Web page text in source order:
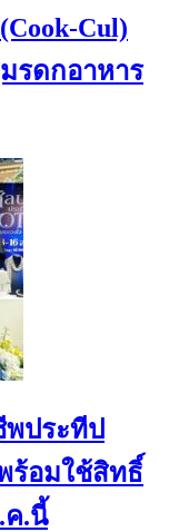
Cul)
รดกอาหาร
พประทีป
ร้อมใช้สิทธิ์
ค.นี้